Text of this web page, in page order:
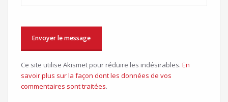
Ce site utilise Akismet pour réduire les indésirables. En
savoir plus sur la façon dont les données de vos
commentaires sont traitées.